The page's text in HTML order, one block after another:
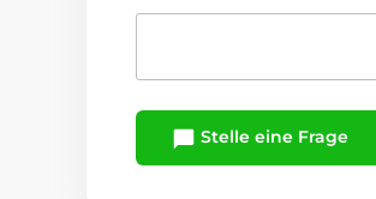
Stelle eine Frage